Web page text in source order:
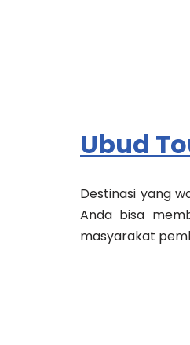
Ubud
Destinasi yang
Anda bisa
masyarakat